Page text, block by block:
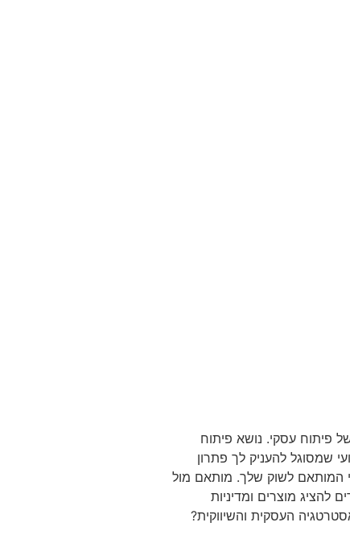
פיתוח עסקי. נושא פיתוח
שמסוגל להעניק לך פתרון
המותאם לשוק שלך. מותאם מול
מוצרים ומדיניות
העסקית והשיווקית?